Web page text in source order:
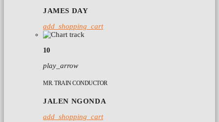
JAMES DAY
add_shopping_cart
10
play_arrow
MR. TRAIN CONDUCTOR
JALEN NGONDA
add_shopping_cart